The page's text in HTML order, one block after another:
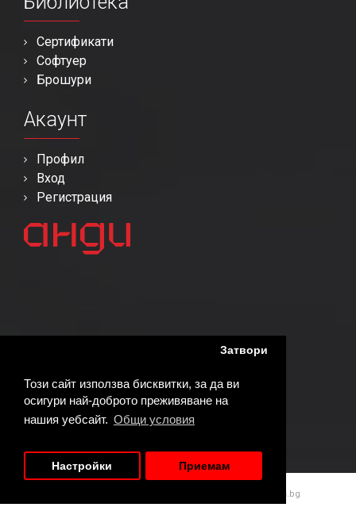
Този сайт използва бисквитки, за да ви
осигури най-доброто преживяване на
нашия уебсайт. Общи условия
Затвори
Настройки Приемам
Сертификати
Софтуер
Брошури
Акаунт
Профил
Вход
Регистрация
WebDreams.bg